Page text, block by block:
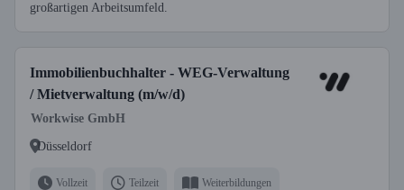
großartigen Arbeitsumfeld.
Immobilienbuchhalter - WEG-Verwaltung
/ Mietverwaltung (m/w/d)
Workwise GmbH
Düsseldorf
Vollzeit Teilzeit Weiterbildungen